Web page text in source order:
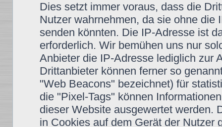
Dies setzt immer voraus, dass die
Nutzer wahrnehmen, da sie ohne die
senden könnten. Die IP-Adresse ist
erforderlich. Wir bemühen uns nur
Anbieter die IP-Adresse lediglich zur
Drittanbieter können ferner so
"Web Beacons" bezeichnet) für
die "Pixel-Tags" können
dieser Website ausgewertet werden.
in Cookies auf dem Gerät der Nutzer